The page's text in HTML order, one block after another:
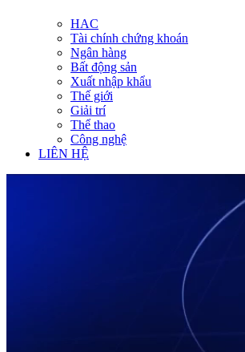
HAC
Tài chính chứng khoán
Ngân hàng
Bất động sản
Xuất nhập khẩu
Thế giới
Giải trí
Thể thao
Công nghệ
LIÊN HỆ